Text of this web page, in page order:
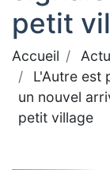
petit
Accueil
L'Autre est
un nouvel
petit village